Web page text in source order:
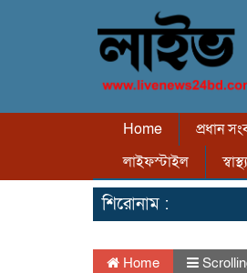
Home প্রধান
লাইফস্টাইল
স্বাস্থ্য
শিরোনাম :
Home